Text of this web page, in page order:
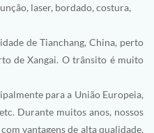
laser, bordado, costura,
de Tianchang, China, perto
de Xangai. O trânsito é muito
para a União Europeia,
Durante muitos anos, nossos
vantagens de alta qualidade,